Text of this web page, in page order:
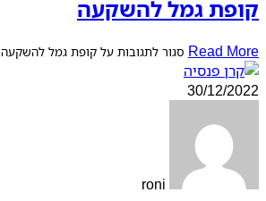
קופת גמל להשקעה
Read More סגור לתגובות על קופת גמל להשקעה
30/12/2022